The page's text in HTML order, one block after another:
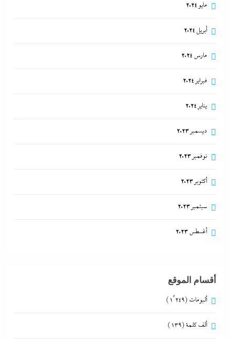
مايو 2024
أبريل 2024
مارس 2024
فبراير 2024
يناير 2024
ديسمبر 2023
نوفمبر 2023
أكتوبر 2023
سبتمبر 2023
أغسطس 2023
أقسام الموقع
ألبومات (1٬249)
ألف كلمة(139)